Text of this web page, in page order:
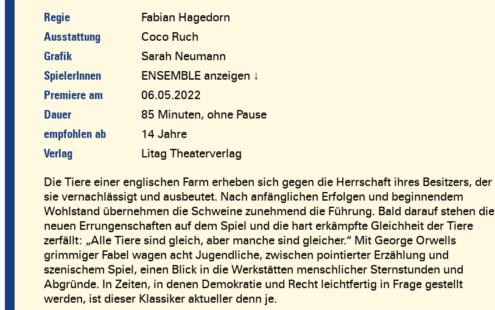
Regie
Fabian Hagedorn
Ausstattung
Coco Ruch
Grafik
Sarah Neumann
SpielerInnen
ENSEMBLE anzeigen ↓
Premiere am
06.05.2022
Dauer
85 Minuten, ohne Pause
empfohlen ab
14 Jahre
Verlag
Litag Theaterverlag
Die Tiere einer englischen Farm erheben sich gegen die Herrschaft ihres Besitzers, der
sie vernachlässigt und ausbeutet. Nach anfänglichen Erfolgen und beginnendem
Wohlstand übernehmen die Schweine zunehmend die Führung. Bald darauf stehen die
neuen Errungenschaften auf dem Spiel und die hart erkämpfte Gleichheit der Tiere
zerfällt: „Alle Tiere sind gleich, aber manche sind gleicher.“ Mit George Orwells
grimmiger Fabel wagen acht Jugendliche, zwischen pointierter Erzählung und
szenischem Spiel, einen Blick in die Werkstätten menschlicher Sternstunden und
Abgründe. In Zeiten, in denen Demokratie und Recht leichtfertig in Frage gestellt
werden, ist dieser Klassiker aktueller denn je.